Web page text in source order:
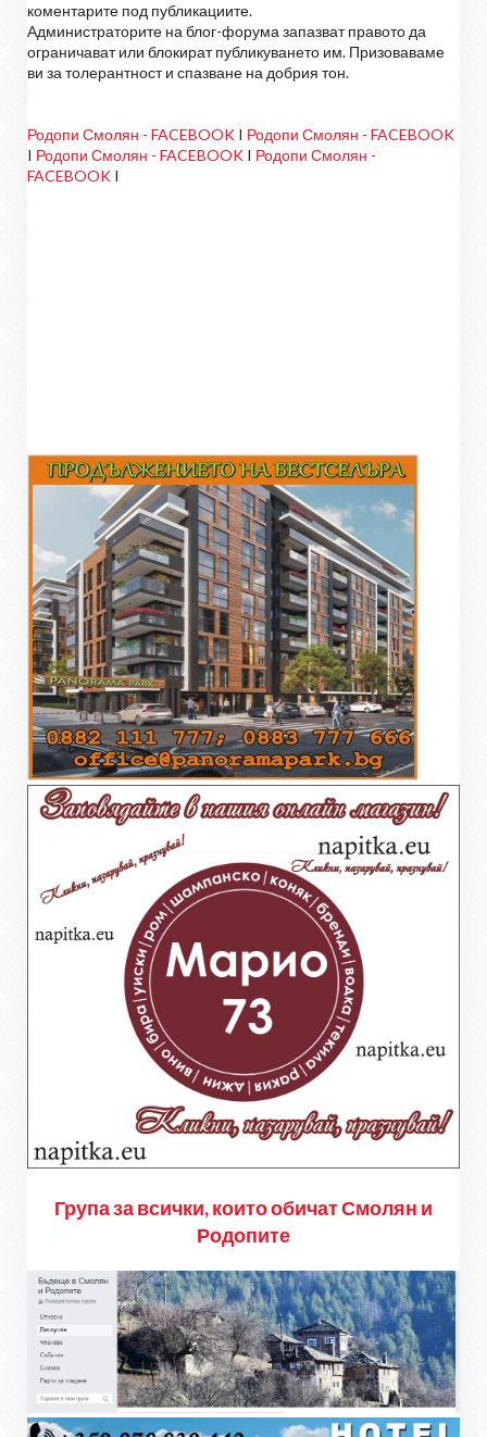
коментарите под публикациите.
Администраторите на блог-форума запазват правото да
ограничават или блокират публикуването им. Призоваваме
ви за толерантност и спазване на добрия тон.
Родопи Смолян - FACEBOOK I Родопи Смолян - FACEBOOK
I Родопи Смолян - FACEBOOK I Родопи Смолян -
FACEBOOK I
Група за всички, които обичат Смолян и
Родопите